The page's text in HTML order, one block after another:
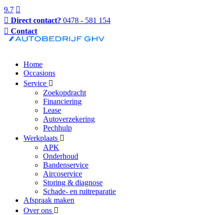
9.7
Direct contact? 0478 - 581 154
Contact
Home
Occasions
Service
Zoekopdracht
Financiering
Lease
Autoverzekering
Pechhulp
Werkplaats
APK
Onderhoud
Bandenservice
Aircoservice
Storing & diagnose
Schade- en ruitreparatie
Afspraak maken
Over ons